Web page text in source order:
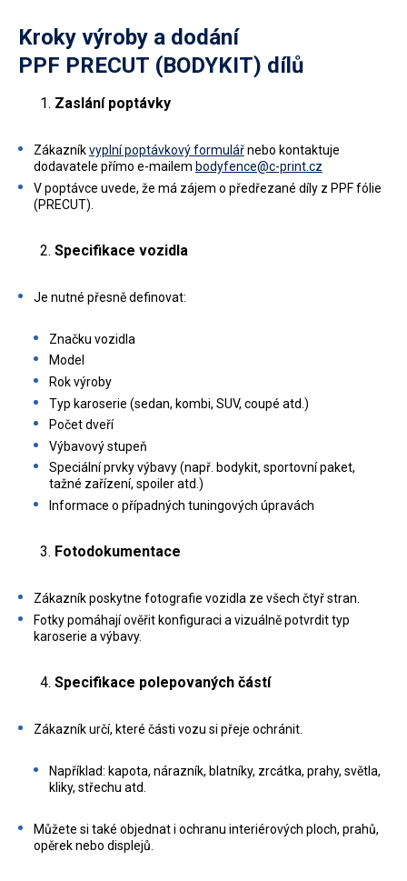
Kroky výroby a dodání
PPF PRECUT (BODYKIT) dílů
Zaslání poptávky
Zákazníkvyplní poptávkový formulářnebo kontaktuje
dodavatele přímo e-mailem bodyfence@c-print.cz
V poptávce uvede, že má zájem o předřezané díly z PPF fólie
(PRECUT).
Specifikace vozidla
Je nutné přesně definovat:
Značku vozidla
Model
Rok výroby
Typ karoserie (sedan, kombi, SUV, coupé atd.)
Počet dveří
Výbavový stupeň
Speciální prvky výbavy (např. bodykit, sportovní paket,
tažné zařízení, spoiler atd.)
Informace o případných tuningových úpravách
Fotodokumentace
Zákazník poskytne fotografie vozidla ze všech čtyř stran.
Fotky pomáhají ověřit konfiguraci a vizuálně potvrdit typ
karoserie a výbavy.
Specifikace polepovaných částí
Zákazník určí, které části vozu si přeje ochránit.
Například: kapota, nárazník, blatníky, zrcátka, prahy, světla,
kliky, střechu atd.
Můžete si také objednat i ochranu interiérových ploch, prahů,
opěrek nebo displejů.